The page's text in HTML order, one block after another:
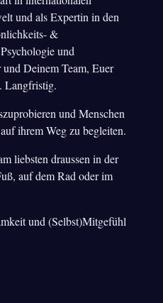
und als Expertin in den
&
und
Deinem Team, Euer
Langfristig.
und Menschen
ihrem Weg zu begleiten.
liebsten draussen in der
auf dem Rad oder im
und (Selbst)Mitgefühl